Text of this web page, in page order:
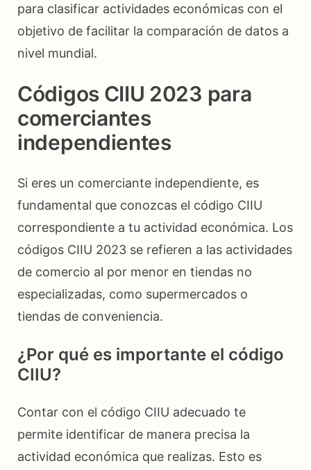
para clasificar actividades económicas con el
objetivo de facilitar la comparación de datos a
nivel mundial.
Códigos CIIU 2023 para
comerciantes
independientes
Si eres un comerciante independiente, es
fundamental que conozcas el código CIIU
correspondiente a tu actividad económica. Los
códigos CIIU 2023 se refieren a las actividades
de comercio al por menor en tiendas no
especializadas, como supermercados o
tiendas de conveniencia.
¿Por qué es importante el código
CIIU?
Contar con el código CIIU adecuado te
permite identificar de manera precisa la
actividad económica que realizas. Esto es